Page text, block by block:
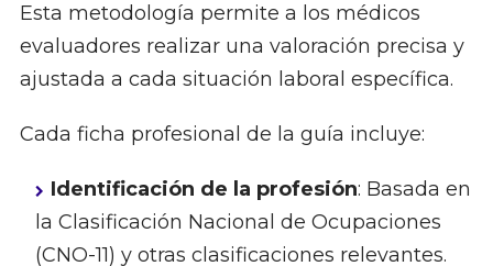
Esta metodología permite a los médicos
evaluadores realizar una valoración precisa y
ajustada a cada situación laboral específica.
Cada ficha profesional de la guía incluye:
Identificación de la profesión: Basada en
la Clasificación Nacional de Ocupaciones
(CNO-11) y otras clasificaciones relevantes.